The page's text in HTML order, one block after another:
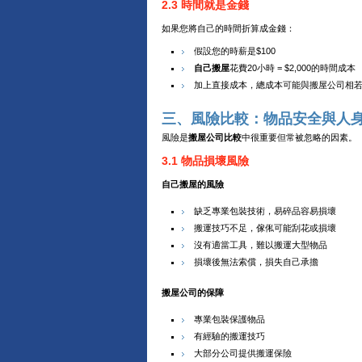
2.3 時間就是金錢
如果您將自己的時間折算成金錢：
假設您的時薪是$100
自己搬屋花費20小時 = $2,000的時間成本
加上直接成本，總成本可能與搬屋公司相若
三、風險比較：物品安全與人
風險是搬屋公司比較中很重要但常被忽略的因素。
3.1 物品損壞風險
自己搬屋的風險
缺乏專業包裝技術，易碎品容易損壞
搬運技巧不足，傢俬可能刮花或損壞
沒有適當工具，難以搬運大型物品
損壞後無法索償，損失自己承擔
搬屋公司的保障
專業包裝保護物品
有經驗的搬運技巧
大部分公司提供搬運保險